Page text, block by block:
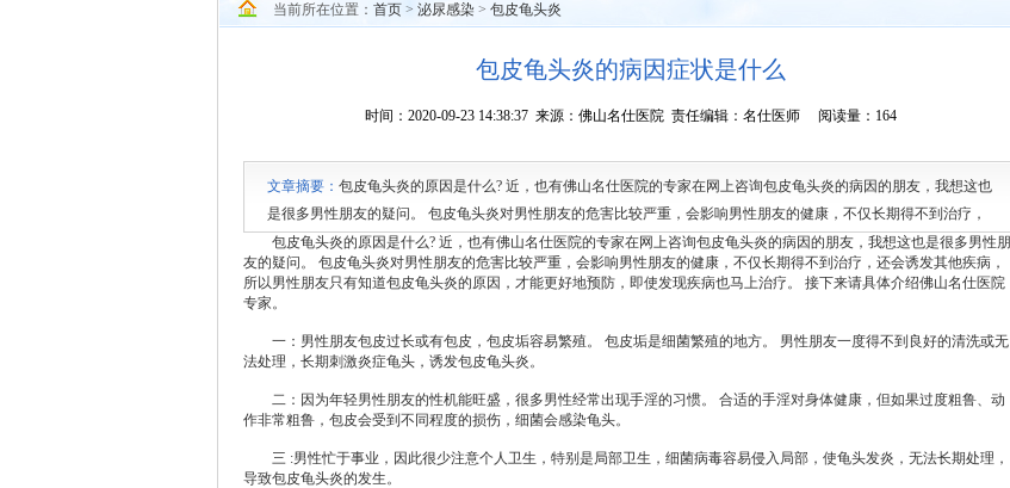
当前所在位置： 首页 > 泌尿感染 > 包皮龟头炎
包皮龟头炎的病因症状是什么
时间：2020-09-23 14:38:37 来源：佛山名仕医院 责任编辑：名仕医师 阅读量：164
文章摘要： 包皮龟头炎的原因是什么? 近，也有佛山名仕医院的专家在网上咨询包皮龟头炎的病因的朋友，我想这也
是很多男性朋友的疑问。 包皮龟头炎对男性朋友的危害比较严重，会影响男性朋友的健康，不仅长期得不到治疗，
还会诱发其他疾病，所以男性朋友只有知道包皮龟
包皮龟头炎的原因是什么? 近，也有佛山名仕医院的专家在网上咨询包皮龟头炎的病因的朋友，我想这也是很多男性朋
友的疑问。 包皮龟头炎对男性朋友的危害比较严重，会影响男性朋友的健康，不仅长期得不到治疗，还会诱发其他疾病，
所以男性朋友只有知道包皮龟头炎的原因，才能更好地预防，即使发现疾病也马上治疗。 接下来请具体介绍佛山名仕医院
专家。
一：男性朋友包皮过长或有包皮，包皮垢容易繁殖。 包皮垢是细菌繁殖的地方。 男性朋友一度得不到良好的清洗或无
法处理，长期刺激炎症龟头，诱发包皮龟头炎。
二：因为年轻男性朋友的性机能旺盛，很多男性经常出现手淫的习惯。 合适的手淫对身体健康，但如果过度粗鲁、动
作非常粗鲁，包皮会受到不同程度的损伤，细菌会感染龟头。
三 :男性忙于事业，因此很少注意个人卫生，特别是局部卫生，细菌病毒容易侵入局部，使龟头发炎，无法长期处理，
导致包皮龟头炎的发生。